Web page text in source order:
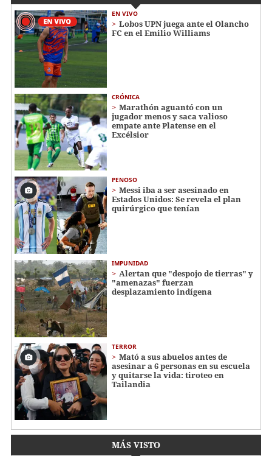
EN VIVO
Lobos UPN juega ante el Olancho
FC en el Emilio Williams
CRÓNICA
Marathón aguantó con un
jugador menos y saca valioso
empate ante Platense en el
Excélsior
PENOSO
Messi iba a ser asesinado en
Estados Unidos: Se revela el plan
quirúrgico que tenían
IMPUNIDAD
Alertan que "despojo de tierras" y
"amenazas" fuerzan
desplazamiento indígena
TERROR
Mató a sus abuelos antes de
asesinar a 6 personas en su escuela
y quitarse la vida: tiroteo en
Tailandia
MÁS VISTO